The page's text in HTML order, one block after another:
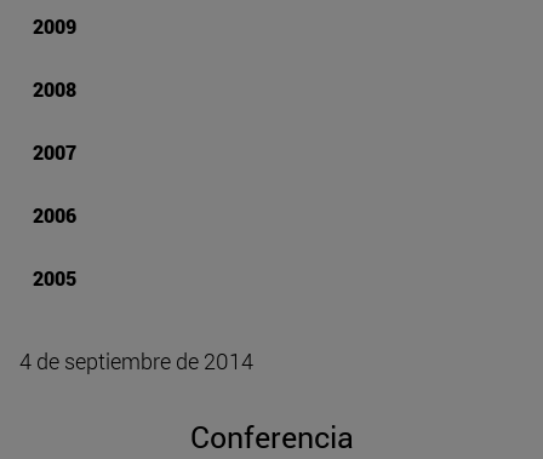
2009
2008
2007
2006
2005
4 de septiembre de 2014
Conferencia